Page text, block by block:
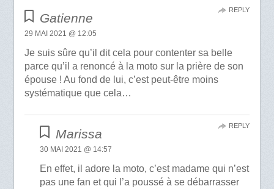
Gatienne
29 MAI 2021 @ 12:05
Je suis sûre qu’il dit cela pour contenter sa belle
parce qu’il a renoncé à la moto sur la prière de son
épouse ! Au fond de lui, c’est peut-être moins
systématique que cela…
REPLY
Marissa
30 MAI 2021 @ 14:57
En effet, il adore la moto, c’est madame qui n’est
pas une fan et qui l’a poussé à se débarrasser
REPLY